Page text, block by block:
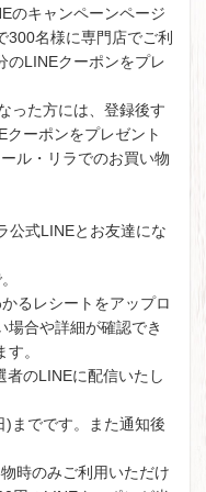
のキャンペーンページ
300名様に専門店でご利
のLINEクーポンをプレ
った方には、登録後す
クーポンをプレゼント
ル・リラでのお買い物
公式LINEとお友達にな
るレシートをアップロ
場合や詳細が確認でき
。
のLINEに配信いたし
までです。また通知後
時のみご利用いただけ